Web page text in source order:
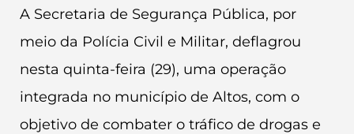
A Secretaria de Segurança Pública, por
meio da Polícia Civil e Militar, deflagrou
nesta quinta-feira (29), uma operação
integrada no município de Altos, com o
objetivo de combater o tráfico de drogas e